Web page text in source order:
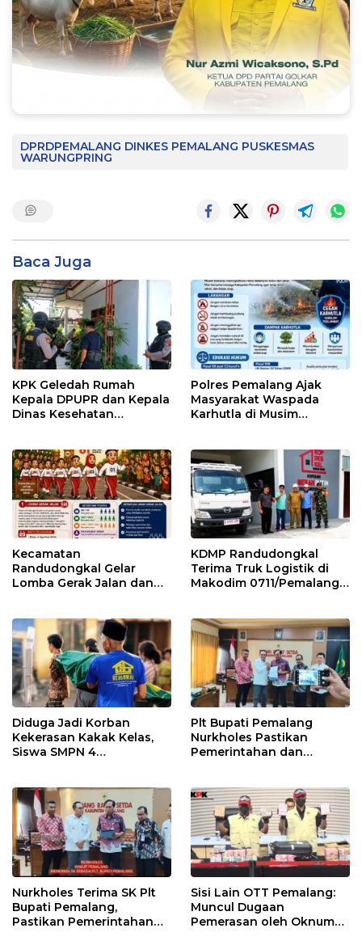
DPRDPEMALANG DINKES PEMALANG PUSKESMAS
WARUNGPRING
Baca Juga
KPK Geledah Rumah
Kepala DPUPR dan Kepala
Dinas Kesehatan
Polres Pemalang Ajak
Masyarakat Waspada
Karhutla di Musim
Kecamatan
Randudongkal Gelar
Lomba Gerak Jalan dan
KDMP Randudongkal
Terima Truk Logistik di
Makodim 0711/Pemalang
Diduga Jadi Korban
Kekerasan Kakak Kelas,
Siswa SMPN 4
Plt Bupati Pemalang
Nurkholes Pastikan
Pemerintahan dan
Nurkholes Terima SK Plt
Bupati Pemalang,
Pastikan Pemerintahan
Sisi Lain OTT Pemalang:
Muncul Dugaan
Pemerasan oleh Oknum